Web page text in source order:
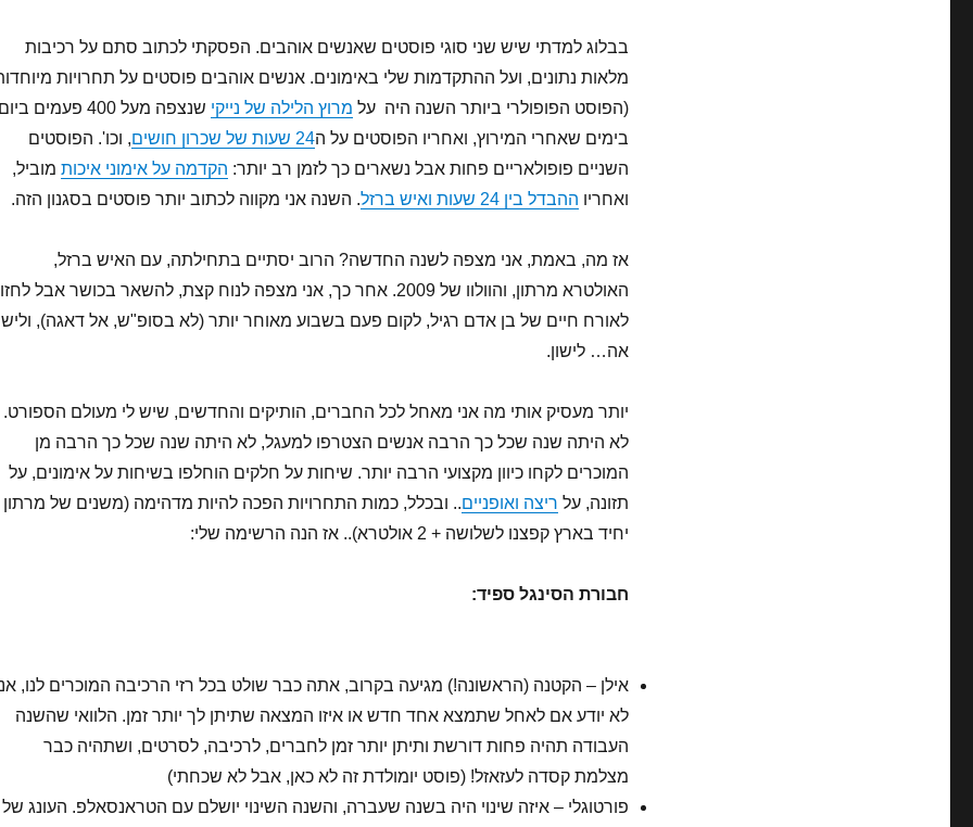
בבלוג למדתי שיש שני סוגי פוסטים שאנשים אוהבים. הפסקתי לכתוב סתם על רכיבות
מלאות נתונים, ועל ההתקדמות שלי באימונים. אנשים אוהבים פוסטים על תחרויות
(הפוסט הפופולרי ביותר השנה היה על מרוץ הלילה של נייקי
שנצפה מעל 400 פעמים
בימים שאחרי המירוץ, ואחריו הפוסטים על ה24 שעות של שכרון חושים
, וכו'. הפוסטים
השניים פופולאריים פחות אבל נשארים כך לזמן רב יותר: הקדמה על אימוני איכותמוביל,
ואחריו ההבדל בין 24 שעות ואיש ברזל . השנה אני מקווה לכתוב יותר פוסטים בסגנון הזה.
אז מה, באמת, אני מצפה לשנה החדשה? הרוב יסתיים בתחילתה, עם האיש ברזל,
האולטרא מרתון, והוולוו של 2009. אחר כך, אני מצפה לנוח קצת, להשאר בכושר אבל
לאורח חיים של בן אדם רגיל, לקום פעם בשבוע מאוחר יותר (לא בסופ"ש, אל דאגה),
אה… לישון.
יותר מעסיק אותי מה אני מאחל לכל החברים, הותיקים והחדשים, שיש לי מעולם הספורט.
לא היתה שנה שכל כך הרבה אנשים הצטרפו למעגל, לא היתה שנה שכל כך הרבה מן
המוכרים לקחו כיוון מקצועי הרבה יותר. שיחות על חלקים הוחלפו בשיחות על אימונים, על
תזונה, על ריצה ואופניים.. ובכלל, כמות התחרויות הפכה להיות מדהימה (משנים של מרתון
יחיד בארץ קפצנו לשלושה + 2 אולטרא).. אז הנה הרשימה שלי:
חבורת הסינגל ספיד:
אילן – הקטנה (הראשונה!) מגיעה בקרוב, אתה כבר שולט בכל רזי הרכיבה המוכרים לנו,
לא יודע אם לאחל שתמצא אחד חדש או איזו המצאה שתיתן לך יותר זמן. הלוואי שהשנה
העבודה תהיה פחות דורשת ותיתן יותר זמן לחברים, לרכיבה, לסרטים, ושתהיה כבר
מצלמת קסדה לעזאזל! (פוסט יומולדת זה לא כאן, אבל לא שכחתי)
פורטוגלי – איזה שינוי היה בשנה שעברה, והשנה השינוי יושלם עם הטראנסאלפ. העונג של